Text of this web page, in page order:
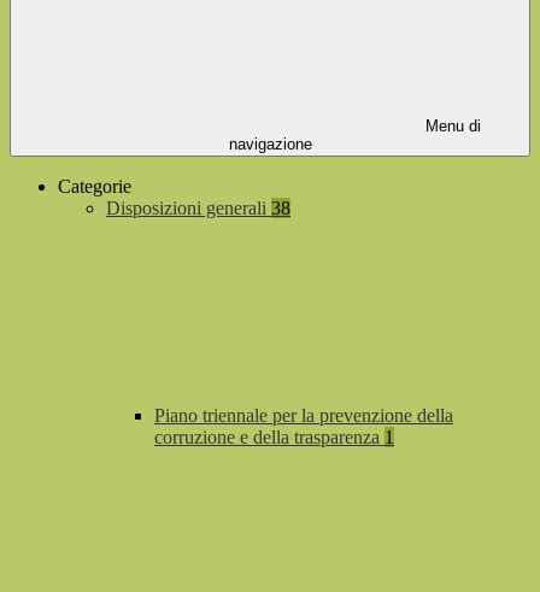
Menu di
navigazione
Categorie
Disposizioni generali 38
Piano triennale per la prevenzione della
corruzione e della trasparenza 1